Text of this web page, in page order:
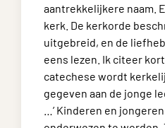
aantrekkelijkere naam.
kerk. De kerkorde
uitgebreid, en de
eens lezen. Ik citeer kort
catechese wordt
gegeven aan de jonge
…’ Kinderen en